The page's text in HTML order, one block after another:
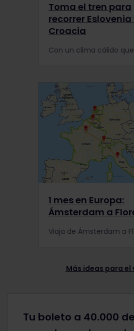
Toma el tren para
recorrer Eslovenia
Croacia
1 mes en Europa:
Ámsterdam a
Más ideas para el
Tu boleto a 40.000